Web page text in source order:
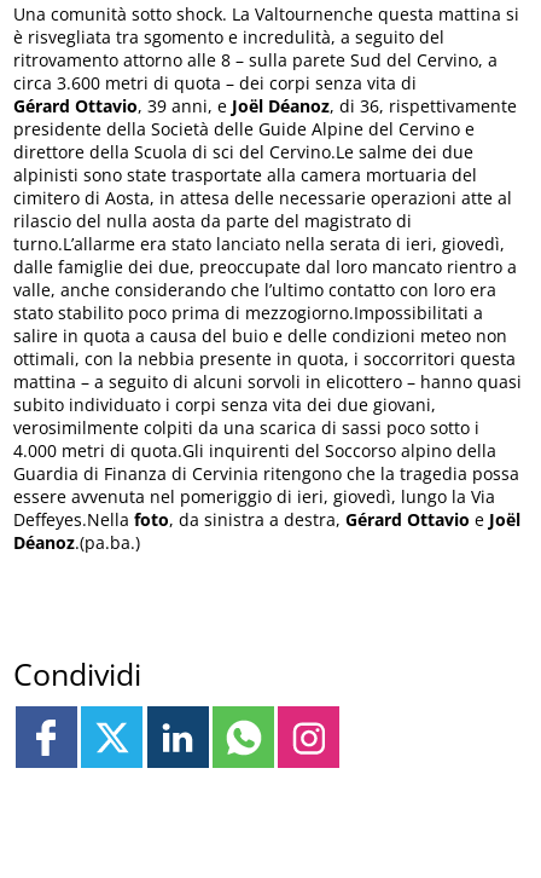
Una comunità sotto shock. La Valtournenche questa mattina si
è risvegliata tra sgomento e incredulità, a seguito del
ritrovamento attorno alle 8 – sulla parete Sud del Cervino, a
circa 3.600 metri di quota – dei corpi senza vita di
Gérard Ottavio, 39 anni, e Joël Déanoz, di 36, rispettivamente
presidente della Società delle Guide Alpine del Cervino e
direttore della Scuola di sci del Cervino.Le salme dei due
alpinisti sono state trasportate alla camera mortuaria del
cimitero di Aosta, in attesa delle necessarie operazioni atte al
rilascio del nulla aosta da parte del magistrato di
turno.L’allarme era stato lanciato nella serata di ieri, giovedì,
dalle famiglie dei due, preoccupate dal loro mancato rientro a
valle, anche considerando che l’ultimo contatto con loro era
stato stabilito poco prima di mezzogiorno.Impossibilitati a
salire in quota a causa del buio e delle condizioni meteo non
ottimali, con la nebbia presente in quota, i soccorritori questa
mattina – a seguito di alcuni sorvoli in elicottero – hanno quasi
subito individuato i corpi senza vita dei due giovani,
verosimilmente colpiti da una scarica di sassi poco sotto i
4.000 metri di quota.Gli inquirenti del Soccorso alpino della
Guardia di Finanza di Cervinia ritengono che la tragedia possa
essere avvenuta nel pomeriggio di ieri, giovedì, lungo la Via
Deffeyes.Nella foto, da sinistra a destra,Gérard Ottavio e Joël
Déanoz.(pa.ba.)
Condividi